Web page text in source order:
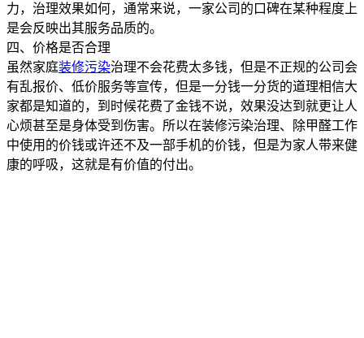
力，治理效果如何，通常来说，一家公司的口碑在某种程度上
是会反映出其服务品质的。
四、价格是否合理
虽然家庭装修污染治理不会花费太多钱，但是不正规的公司会
有乱报价、低价服务等宣传，但是一分钱一分货的道理相信大
家都是知道的，到时候花费了金钱不说，效果没达到就更让人
心烦甚至是身体受到伤害。所以在装修污染治理、除甲醛工作
中使用的价钱或许还不及一部手机的价钱，但是为家人带来健
康的呼吸，这就是有价值的付出。